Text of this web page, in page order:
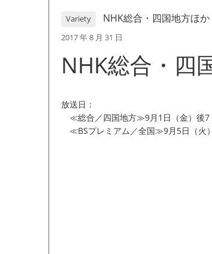
Variety NHK総合・四国地方ほ
2017 年 8 月 31 日
NHK総合・四
放送日：
≪総合／四国地方≫9月1日（金）後7
≪BSプレミアム／全国≫9月5日（火